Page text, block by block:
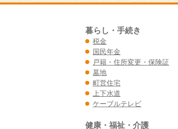
暮らし・手続き
税金
国民年金
戸籍・住所変更・保険証
墓地
町営住宅
上下水道
ケーブルテレビ
健康・福祉・介護